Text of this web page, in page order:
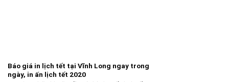
Báo giá in lịch tết tại Vĩnh Long ngay trong
ngày, in ấn lịch tết 2020